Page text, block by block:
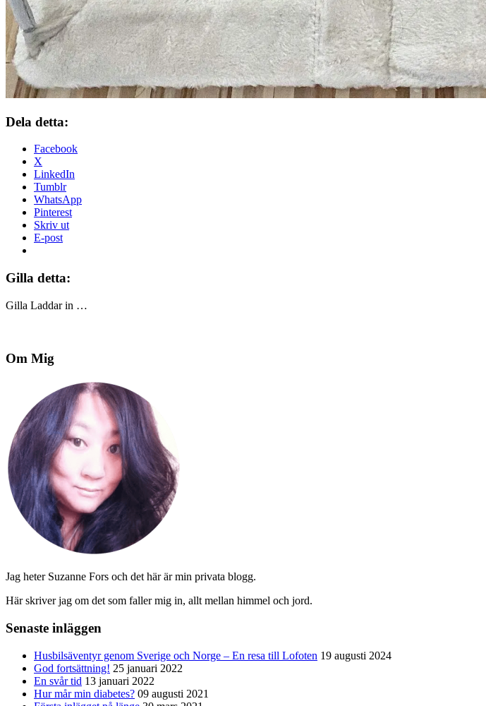
Dela detta:
Facebook
X
LinkedIn
Tumblr
WhatsApp
Pinterest
Skriv ut
E-post
Gilla detta:
Gilla Laddar in …
Om Mig
Jag heter Suzanne Fors och det här är min privata blogg.
Här skriver jag om det som faller mig in, allt mellan himmel och jord.
Senaste inläggen
Husbilsäventyr genom Sverige och Norge – En resa till Lofoten 19 augusti 2024
God fortsättning! 25 januari 2022
En svår tid 13 januari 2022
Hur mår min diabetes? 09 augusti 2021